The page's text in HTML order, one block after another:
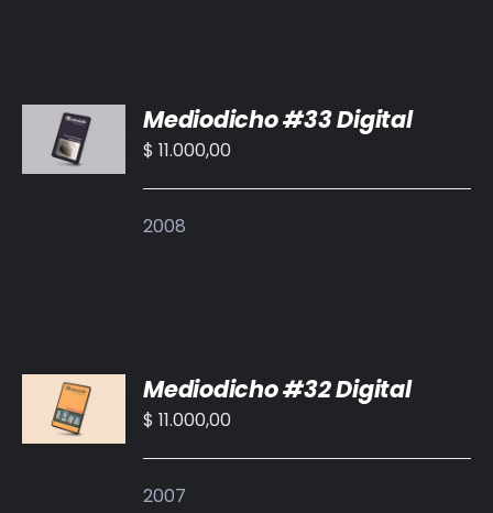
AL
CARRITO
/
Mediodicho #33 Digital
$ 11.000,00
2008
AL
CARRITO
/
Mediodicho #32 Digital
$ 11.000,00
2007